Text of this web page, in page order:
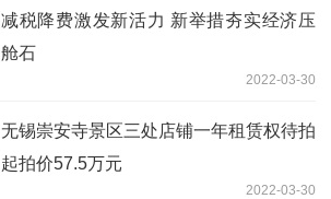
减税降费激发新活力 新举措夯实经济压
舱石
2022-03-30
无锡崇安寺景区三处店铺一年租赁权待拍
起拍价57.5万元
2022-03-30